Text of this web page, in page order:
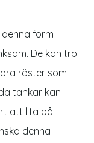
denna form
De kan tro
röster som
tankar kan
att lita på
denna